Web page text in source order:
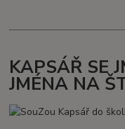
KAPSÁŘ SE
JMÉNA NA